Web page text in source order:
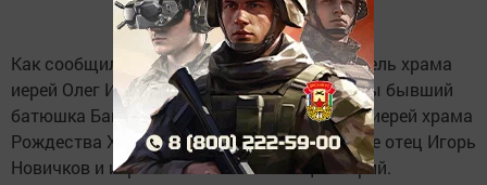
Как сообщил газете «Слава труду» настоятель храма
иерей Олег Иванов, на праздник приглашены бывший
батюшка Бавлинского прихода, ныне протоиерей храма
Рождества Христова в городе Альметьевске отец Игорь
Новичков и иерей села Поповка отец Валерий.